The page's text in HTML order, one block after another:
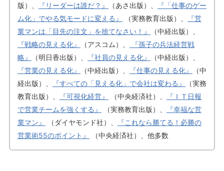
版）、
『リーダーは誰だ？』 （あさ出版）、
『「仕事のゲー
ム化」でやる気モードに変える』
（実務教育出版）、
『営
業マンは「目先の注文」を捨てなさい！』
（中経出版）、
『戦略の見える化』
（アスコム）、
『孫子の兵法経営戦
略』
（明日香出版）、 『社員の見える化』
（中経出版）、
『営業の見える化』
（中経出版）、 『仕事の見える化』
（中
経出版）、
『すべての「見える化」で会社は変わる』
（実務
教育出版）、
『可視化経営』 （中央経済社）、
『ＩＴ日報
で営業チームを強くする』
（実務教育出版）、
『幸福な営
業マン』
（ダイヤモンド社）、
『これなら勝てる！必勝の
営業術55のポイント』
（中央経済社）、他多数